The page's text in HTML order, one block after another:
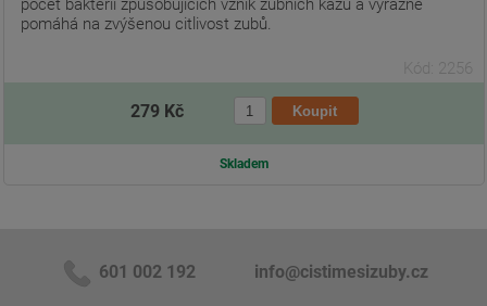
počet bakterií způsobujících vznik zubních kazů a výrazně
pomáhá na zvýšenou citlivost zubů.
Kód: 2256
279 Kč
Skladem
601 002 192 info@cistimesizuby.cz